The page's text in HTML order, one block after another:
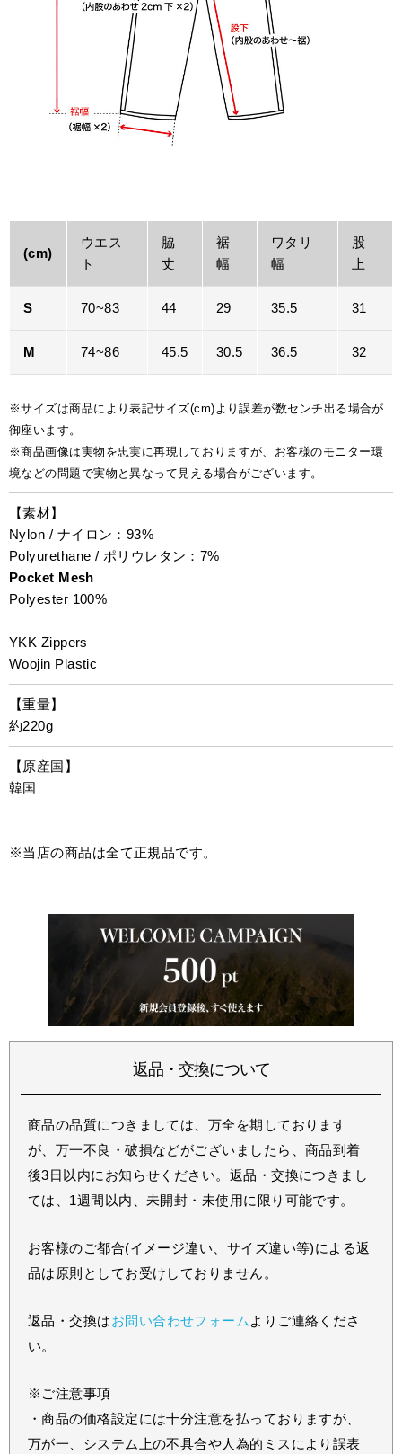
(cm)
ウエス
ト
脇
丈
裾
幅
ワタリ
幅
股
上
S 70~83 44 29 35.5 31
M 74~86 45.5 30.5 36.5 32
※サイズは商品により表記サイズ(cm)より誤差が数センチ出る場合が
御座います。
※商品画像は実物を忠実に再現しておりますが、お客様のモニター環
境などの問題で実物と異なって見える場合がございます。
【素材】
Nylon / ナイロン：93%
Polyurethane / ポリウレタン：7%
Pocket Mesh
Polyester 100%
YKK Zippers
Woojin Plastic
【重量】
約220g
【原産国】
韓国
※当店の商品は全て正規品です。
返品・交換について
商品の品質につきましては、万全を期しております
が、万一不良・破損などがございましたら、商品到着
後3日以内にお知らせください。返品・交換につきまし
ては、1週間以内、未開封・未使用に限り可能です。
お客様のご都合(イメージ違い、サイズ違い等)による返
品は原則としてお受けしておりません。
返品・交換はお問い合わせフォーム よりご連絡くださ
い。
※ご注意事項
・商品の価格設定には十分注意を払っておりますが、
万が一、システム上の不具合や人為的ミスにより誤表